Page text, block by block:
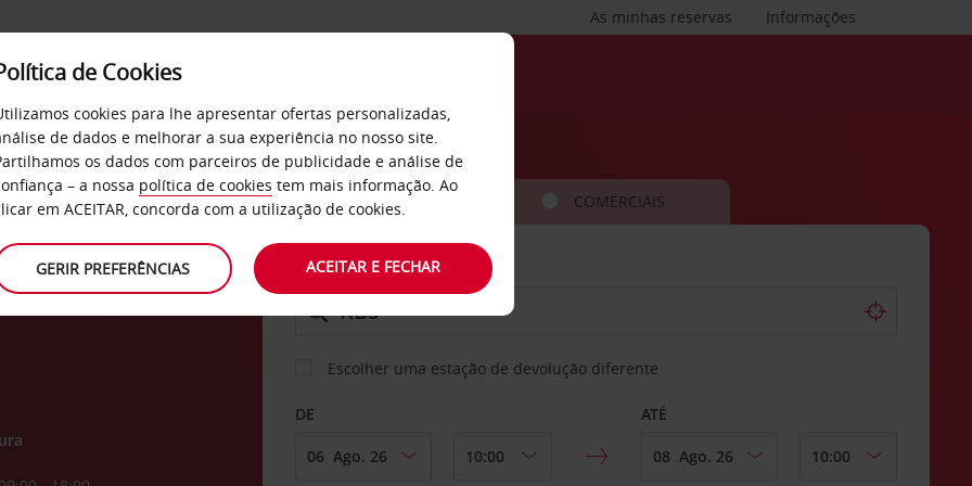
Informações
As minhas reservas
SERVIÇOS EMPRESAS
CARRO COMERCIAIS
LEVANTAR EM
Escolher uma estação de devolução diferente
DE ATÉ
de Cookies
cookies para lhe apresentar ofertas personalizadas,
de dados e melhorar a sua experiência no nosso site.
os dados com parceiros de publicidade e análise de
– a nossa política de cookies tem mais informação. Ao
em ACEITAR, concorda com a utilização de cookies.
GERIR PREFERÊNCIAS ACEITAR E FECHAR